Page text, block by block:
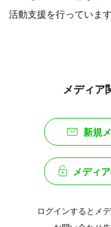
活動支援を行っています
メディア
新規
メディ
ログインするとメ